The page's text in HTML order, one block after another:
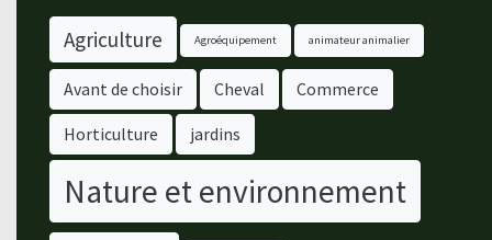
Agriculture Agroéquipement animateur animalier
Avant de choisir Cheval Commerce
Horticulture jardins
Nature et environnement